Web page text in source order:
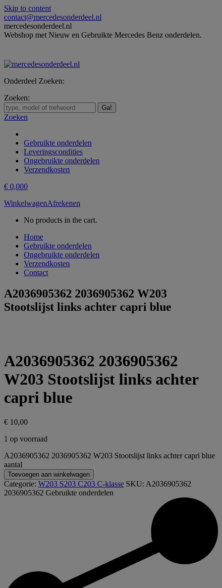
Skip to content
contact@mercedesonderdeel.nl
mercedesonderdeel.nl
Webshop met Nieuw en Gebruikte Mercedes Benz onderdelen.
Onderdeel Zoeken:
Zoeken:
Zoeken
Gebruikte onderdelen
Leveringscondities
Ongebruikte onderdelen
Verzendkosten
€ 0,000
WinkelwagenAfrekenen
No products in the cart.
Home
Gebruikte onderdelen
Ongebruikte onderdelen
Verzendkosten
Contact
A2036905362 2036905362 W203
Stootslijst links achter capri blue
A2036905362 2036905362
W203 Stootslijst links achter
capri blue
€ 10,00
1 op voorraad
A2036905362 2036905362 W203 Stootslijst links achter capri blue
aantal
Toevoegen aan winkelwagen
Categorie: W203 S203 C203 C-klasse SKU: A2036905362
2036905362 Gebruikte onderdelen